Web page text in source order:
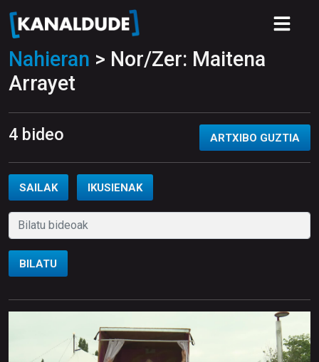
Nahieran > Nor/Zer: Maitena
Arrayet
4 bideo ARTXIBO GUZTIA
SAILAK IKUSIENAK
BILATU